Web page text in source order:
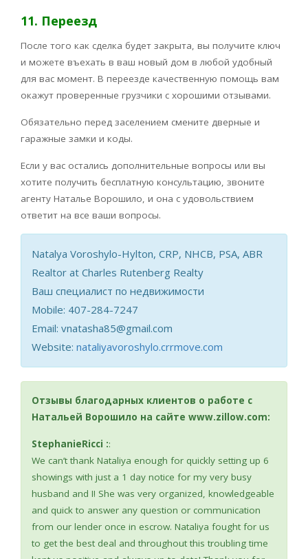
11. Переезд
После того как сделка будет закрыта, вы получите ключ
и можете въехать в ваш новый дом в любой удобный
для вас момент. В переезде качественную помощь вам
окажут проверенные грузчики с хорошими отзывами.
Обязательно перед заселением смените дверные и
гаражные замки и коды.
Если у вас остались дополнительные вопросы или вы
хотите получить бесплатную консультацию, звоните
агенту Наталье Ворошило, и она с удовольствием
ответит на все ваши вопросы.
Natalya Voroshylo-Hylton, CRP, NHCB, PSA, ABR
Realtor at Charles Rutenberg Realty
Ваш специалист по недвижимости
Mobile: 407-284-7247
Email: vnatasha85@gmail.com
Website: nataliyavoroshylo.crrmove.com
Отзывы благодарных клиентов о работе с
Натальей Ворошило на сайте www.zillow.com:
StephanieRicci ::
We can’t thank Nataliya enough for quickly setting up 6
showings with just a 1 day notice for my very busy
husband and I! She was very organized, knowledgeable
and quick to answer any question or communication
from our lender once in escrow. Nataliya fought for us
to get the best deal and throughout this troubling time